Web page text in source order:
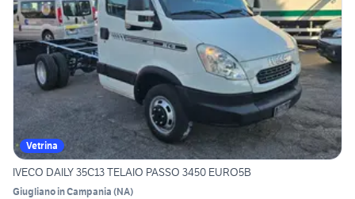
Vetrina
IVECO DAILY 35C13 TELAIO PASSO 3450 EURO5B
Giugliano in Campania (NA)